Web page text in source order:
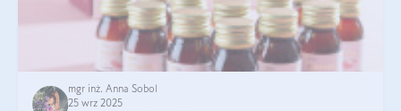
mgr inż. Anna Sobol
25 wrz 2025